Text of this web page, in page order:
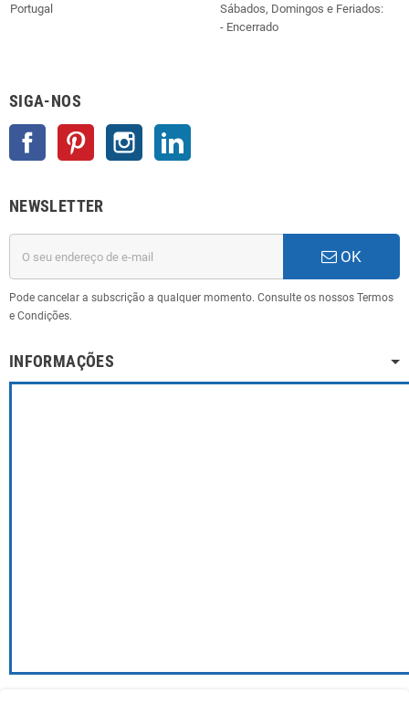
Portugal
Sábados, Domingos e Feriados:
- Encerrado
SIGA-NOS
Facebook Pinterest Instagram
NEWSLETTER
OK
Pode cancelar a subscrição a qualquer momento. Consulte os nossos Termos
e Condições.
INFORMAÇÕES